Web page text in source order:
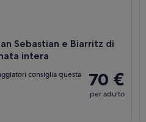
Sebastian e Biarritz di
intera
70 €
per adulto
consiglia questa